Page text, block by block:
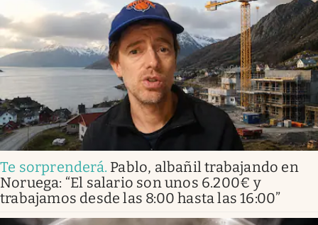
Te sorprenderá. Pablo, albañil trabajando en
Noruega: “El salario son unos 6.200€ y
trabajamos desde las 8:00 hasta las 16:00”